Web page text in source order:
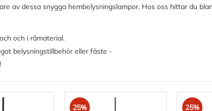
av dessa snygga hembelysningslampor. Hos oss hittar du
och i råmaterial.
belysningstillbehör eller fäste -
25% 25%